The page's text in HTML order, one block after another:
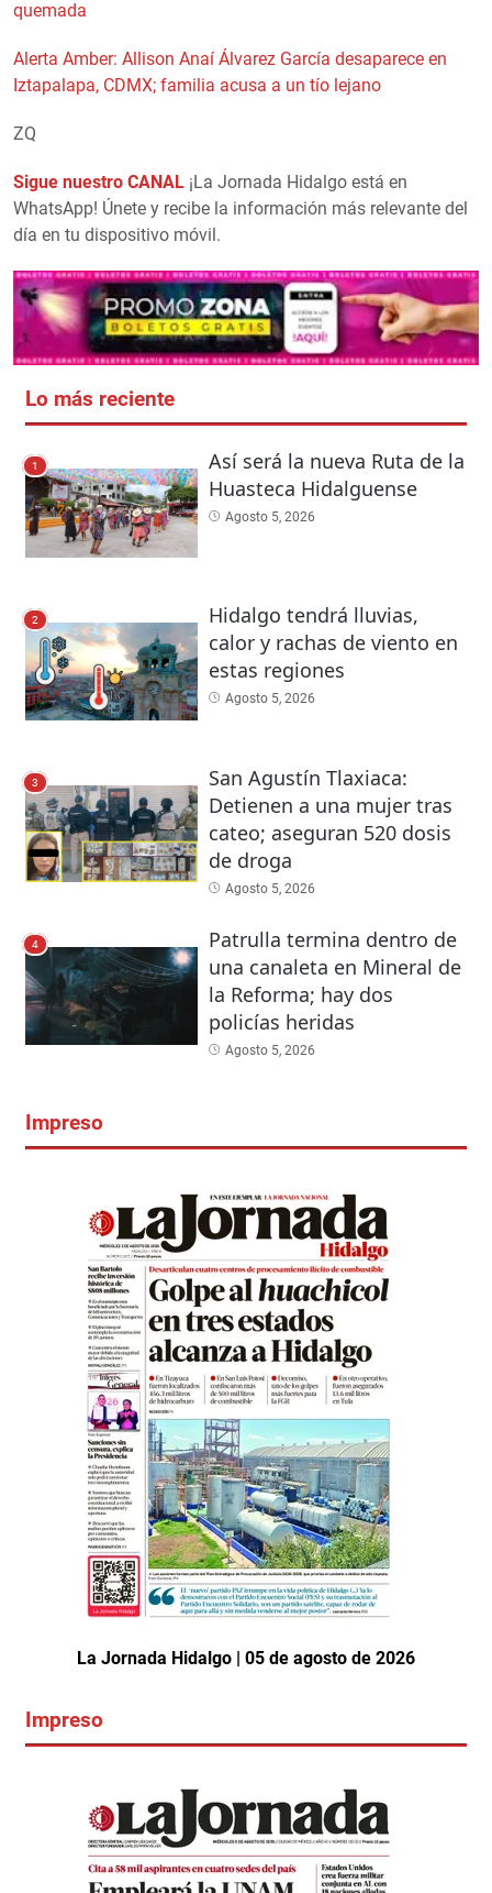
quemada
Alerta Amber: Allison Anaí Álvarez García desaparece en
Iztapalapa, CDMX; familia acusa a un tío lejano
ZQ
Sigue nuestro CANAL ¡La Jornada Hidalgo está en
WhatsApp! Únete y recibe la información más relevante del
día en tu dispositivo móvil.
Lo más reciente
1
Así será la nueva Ruta de la
Huasteca Hidalguense
Agosto 5, 2026
2
Hidalgo tendrá lluvias,
calor y rachas de viento en
estas regiones
Agosto 5, 2026
3
San Agustín Tlaxiaca:
Detienen a una mujer tras
cateo; aseguran 520 dosis
de droga
Agosto 5, 2026
4
Patrulla termina dentro de
una canaleta en Mineral de
la Reforma; hay dos
policías heridas
Agosto 5, 2026
Impreso
La Jornada Hidalgo | 05 de agosto de 2026
Impreso